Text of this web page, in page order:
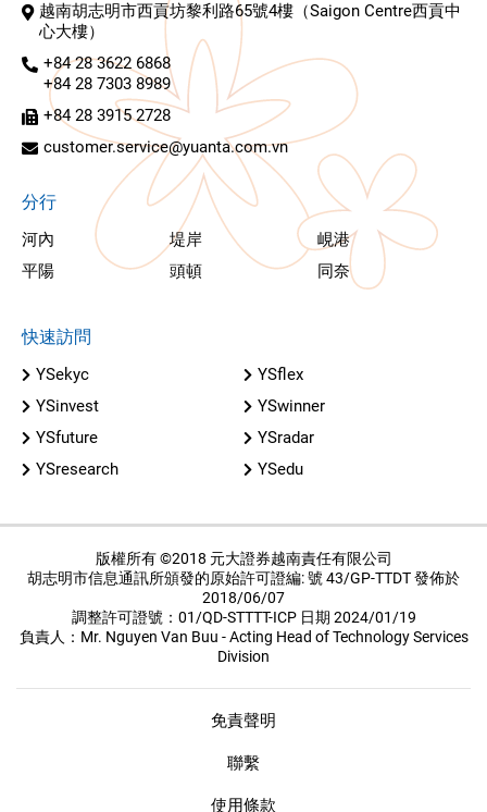
越南胡志明市西貢坊黎利路65號4樓（Saigon Centre西貢中
心大樓）
+84 28 3622 6868
+84 28 7303 8989
+84 28 3915 2728
customer.service@yuanta.com.vn
分行
河內 堤岸
峴港
平陽
頭頓 同奈
快速訪問
YSekyc
YSflex
YSinvest
YSwinner
YSfuture
YSradar
YSresearch
YSedu
版權所有 ©2018 元大證券越南責任有限公司
胡志明市信息通訊所頒發的原始許可證編: 號 43/GP-TTDT 發佈於
2018/06/07
調整許可證號：01/QD-STTTT-ICP 日期 2024/01/19
負責人：Mr. Nguyen Van Buu - Acting Head of Technology Services
Division
免責聲明
聯繫
使用條款